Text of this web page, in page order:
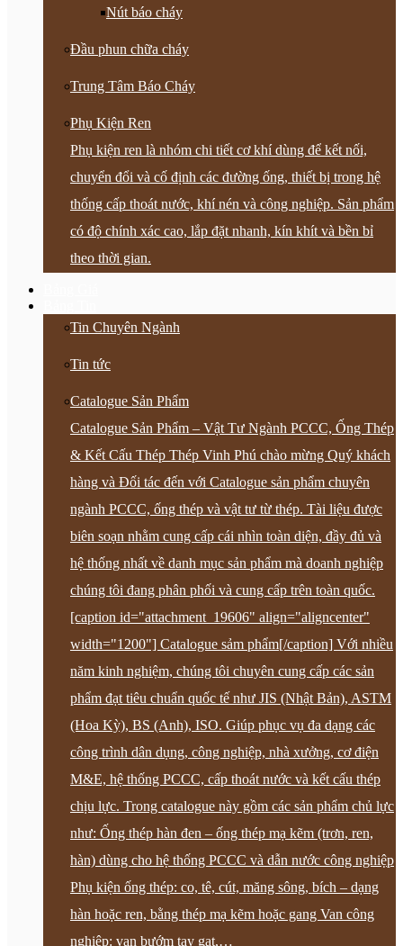
Nút báo cháy
Đầu phun chữa cháy
Trung Tâm Báo Cháy
Phụ Kiện Ren
Phụ kiện ren là nhóm chi tiết cơ khí dùng để kết nối,
chuyển đổi và cố định các đường ống, thiết bị trong hệ
thống cấp thoát nước, khí nén và công nghiệp. Sản phẩm
có độ chính xác cao, lắp đặt nhanh, kín khít và bền bỉ
theo thời gian.
Tin Chuyên Ngành
Tin tức
Catalogue Sản Phẩm
Catalogue Sản Phẩm – Vật Tư Ngành PCCC, Ống Thép
& Kết Cấu Thép Thép Vinh Phú chào mừng Quý khách
hàng và Đối tác đến với Catalogue sản phẩm chuyên
ngành PCCC, ống thép và vật tư từ thép. Tài liệu được
biên soạn nhằm cung cấp cái nhìn toàn diện, đầy đủ và
hệ thống nhất về danh mục sản phẩm mà doanh nghiệp
chúng tôi đang phân phối và cung cấp trên toàn quốc.
[caption id="attachment_19606" align="aligncenter"
width="1200"] Catalogue sảm phẩm[/caption] Với nhiều
năm kinh nghiệm, chúng tôi chuyên cung cấp các sản
phẩm đạt tiêu chuẩn quốc tế như JIS (Nhật Bản), ASTM
(Hoa Kỳ), BS (Anh), ISO. Giúp phục vụ đa dạng các
công trình dân dụng, công nghiệp, nhà xưởng, cơ điện
M&E, hệ thống PCCC, cấp thoát nước và kết cấu thép
chịu lực. Trong catalogue này gồm các sản phẩm chủ lực
như: Ống thép hàn đen – ống thép mạ kẽm (trơn, ren,
hàn) dùng cho hệ thống PCCC và dẫn nước công nghiệp
Phụ kiện ống thép: co, tê, cút, măng sông, bích – dạng
hàn hoặc ren, bằng thép mạ kẽm hoặc gang Van công
nghiệp: van bướm tay gạt,…